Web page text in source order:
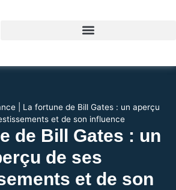
La fortune de Bill Gates : un aperçu
et de son influence
de Bill Gates : un
de ses
et de son